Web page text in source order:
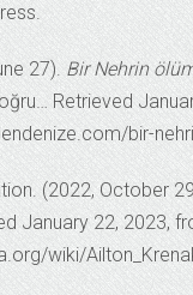
27). Bir Nehrin
Retrieved
bir-
(2022, October
January 22, 2023,
wiki/